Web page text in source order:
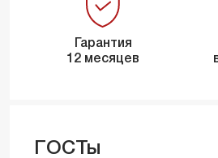
Гарантия
12 месяцев
ГОСТы